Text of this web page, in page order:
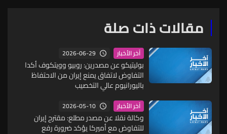
مقالات ذات صلة
آخر الأخبار 2026-06-29
بوليتيكو عن مصدرين: روبيو وويتكوف أكدا
التفاوض لاتفاق يمنع إيران من الاحتفاظ
باليورانيوم عالي التخصيب
آخر الأخبار 2026-05-10
وكالة نقلا عن مصدر مطلع: مقترح إيران
للتفاوض مع أميركا يؤكد ضرورة رفع